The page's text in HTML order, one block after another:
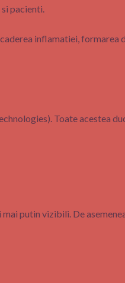
pacienti.
inflamatiei, formarea
Toate acestea
putin vizibili. De